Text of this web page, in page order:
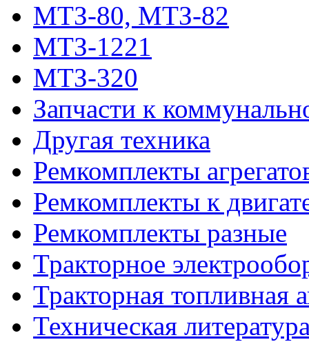
МТЗ-80, МТЗ-82
МТЗ-1221
МТЗ-320
Запчасти к
Другая техника
Ремкомплекты
Ремкомплекты к
Ремкомплекты разные
Тракторное
Тракторная топливная
Техническая